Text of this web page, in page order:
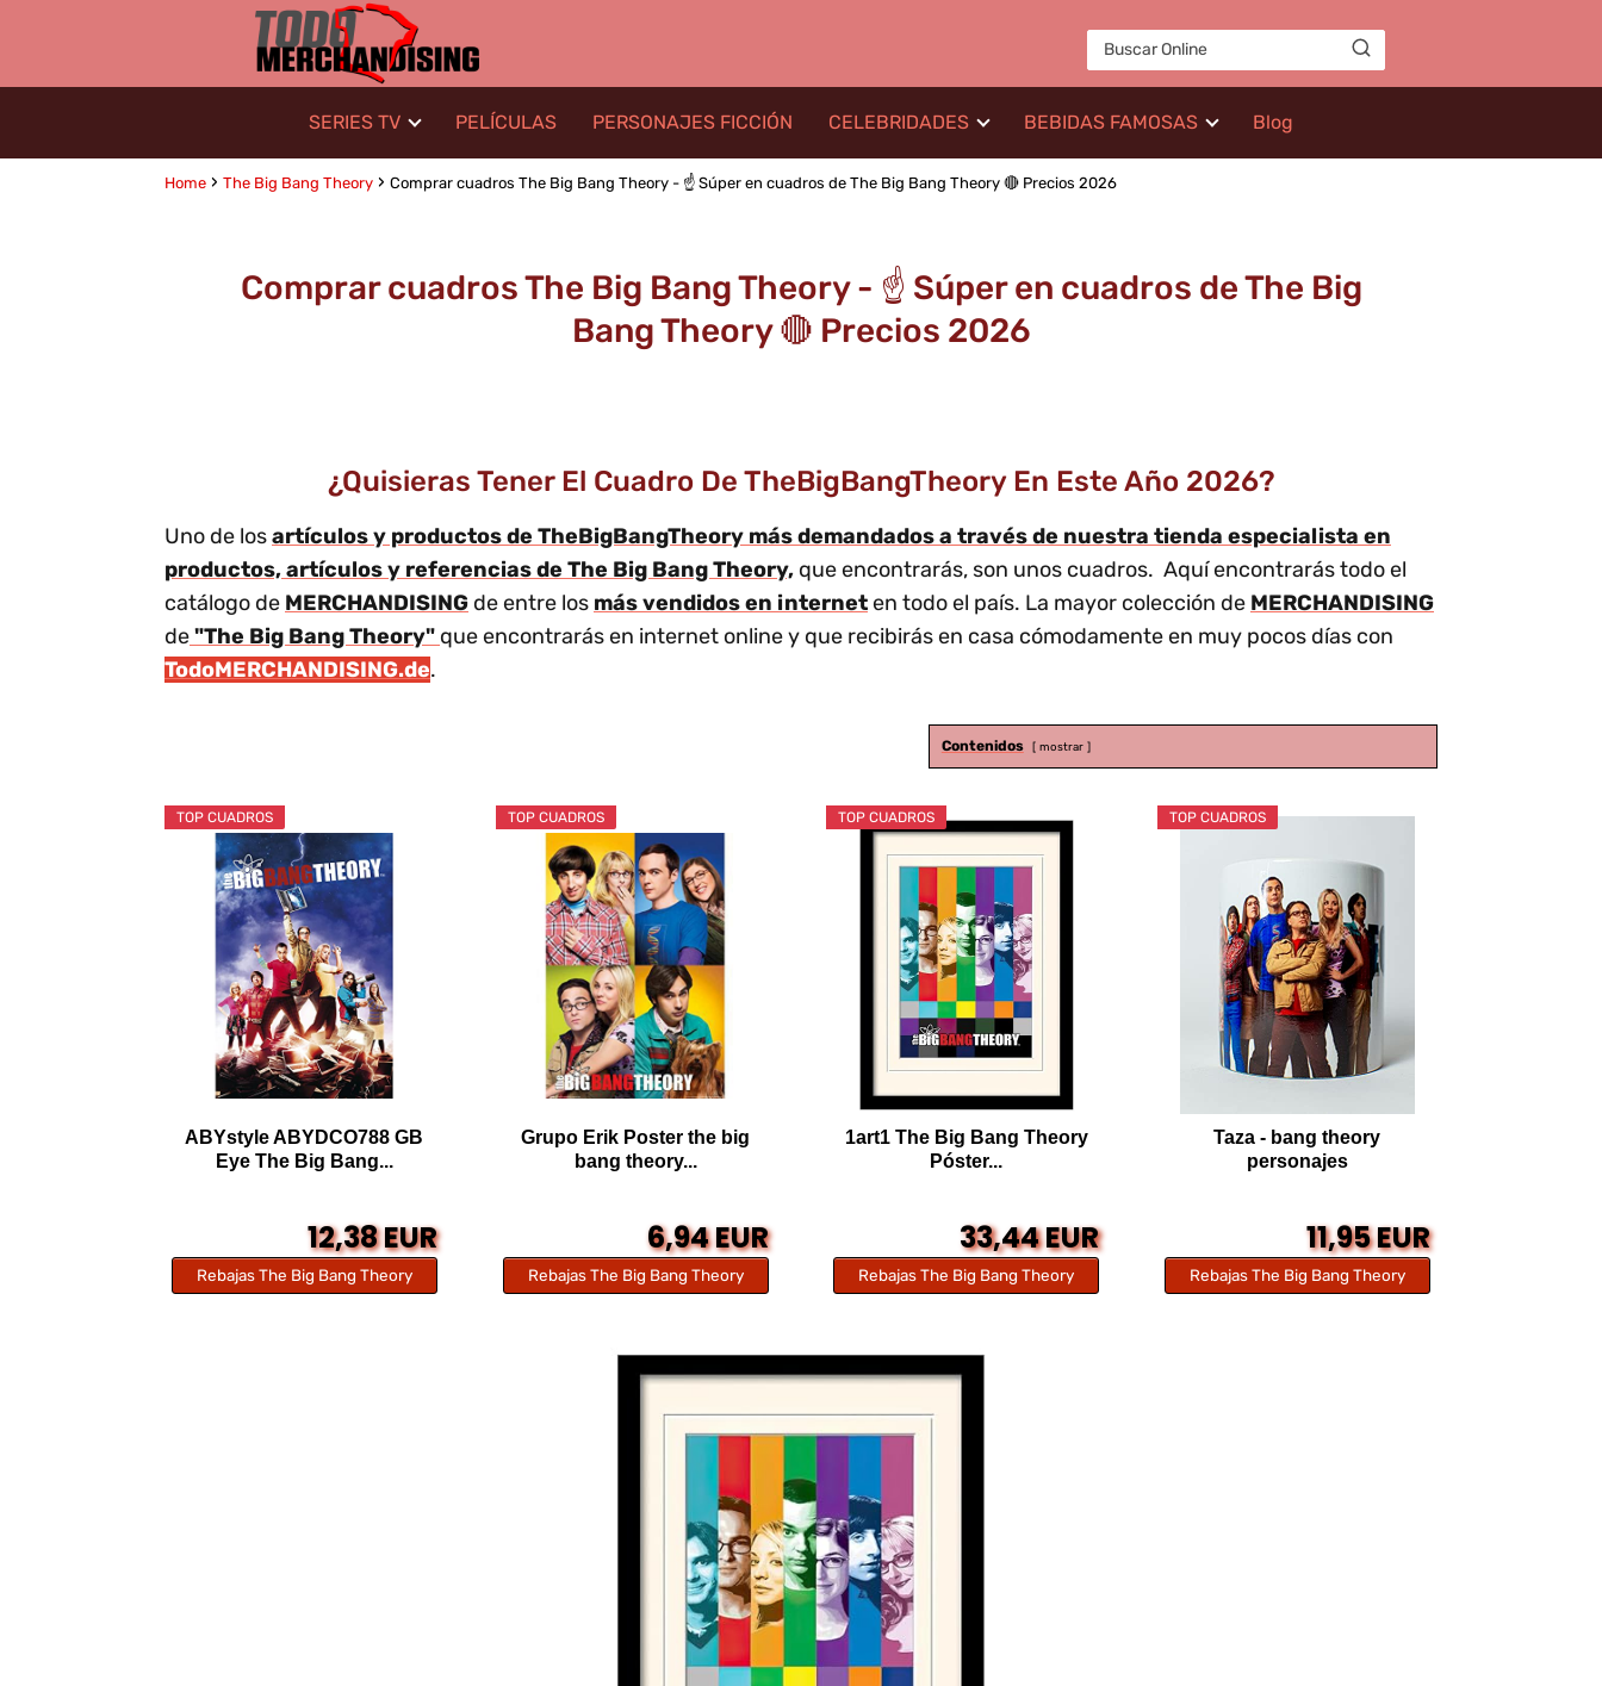
SERIES TV PELÍCULAS PERSONAJES FICCIÓN CELEBRIDADES BEBIDAS FAMOSAS Blog
Home The Big Bang Theory Comprar cuadros The Big Bang Theory - ☝️ Súper en cuadros de The Big Bang Theory 🔴 Precios 2026
Comprar cuadros The Big Bang Theory - ☝️ Súper en cuadros de The Big
Bang Theory 🔴 Precios 2026
¿Quisieras Tener El Cuadro De TheBigBangTheory En Este Año 2026?
Uno de losartículos y productos de TheBigBangTheory más demandados a través de nuestra tienda especialista en
productos, artículos y referencias de The Big Bang Theory, que encontrarás, son unos cuadros. Aquí encontrarás todo el
catálogo de MERCHANDISING de entre los más vendidos en interneten todo el país. La mayor colección de MERCHANDISING
de"The Big Bang Theory" que encontrarás en internet online y que recibirás en casa cómodamente en muy pocos días con
TodoMERCHANDISING.de.
Contenidos mostrar
TOP CUADROS
ABYstyle ABYDCO788 GB
Eye The Big Bang...
12,38 EUR
Rebajas The Big Bang Theory
TOP CUADROS
Grupo Erik Poster the big
bang theory...
6,94 EUR
Rebajas The Big Bang Theory
TOP CUADROS
1art1 The Big Bang Theory
Póster...
33,44 EUR
Rebajas The Big Bang Theory
TOP CUADROS
Taza - bang theory
personajes
11,95 EUR
Rebajas The Big Bang Theory